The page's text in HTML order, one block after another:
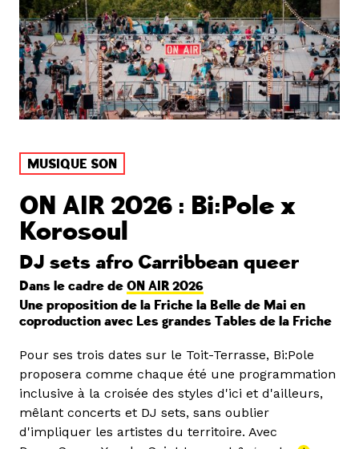
MUSIQUE SON
ON AIR 2026 : Bi:Pole x
Korosoul
DJ sets afro Carribbean queer
Dans le cadre de ON AIR 2026
Une proposition de la Friche la Belle de Mai en
coproduction avec Les grandes Tables de la Friche
Pour ses trois dates sur le Toit-Terrasse, Bi:Pole
proposera comme chaque été une programmation
inclusive à la croisée des styles d'ici et d'ailleurs,
mêlant concerts et DJ sets, sans oublier
d'impliquer les artistes du territoire. Avec